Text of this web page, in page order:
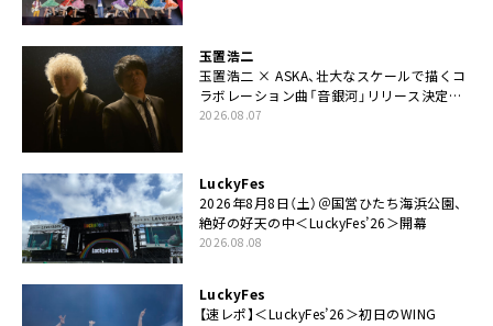
玉置浩二
玉置浩二 × ASKA、壮大なスケールで描くコ
ラボレーション曲「音銀河」リリース決定。
カップリングには新曲「命の宿り」収録も
2026.08.07
LuckyFes
2026年8月8日（土）＠国営ひたち海浜公園、
絶好の好天の中＜LuckyFes’26＞開幕
2026.08.08
LuckyFes
【速レポ】＜LuckyFes’26＞初日のWING